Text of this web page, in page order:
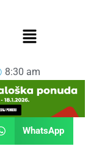
8:30 am
WhatsApp